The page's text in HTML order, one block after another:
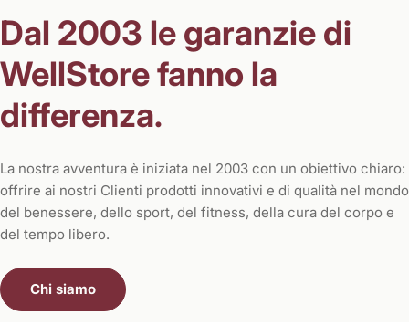
Dal 2003 le garanzie di
WellStore fanno la
differenza.
La nostra avventura è iniziata nel 2003 con un obiettivo chiaro:
offrire ai nostri Clienti prodotti innovativi e di qualità nel mondo
del benessere, dello sport, del fitness, della cura del corpo e
del tempo libero.
Chi siamo